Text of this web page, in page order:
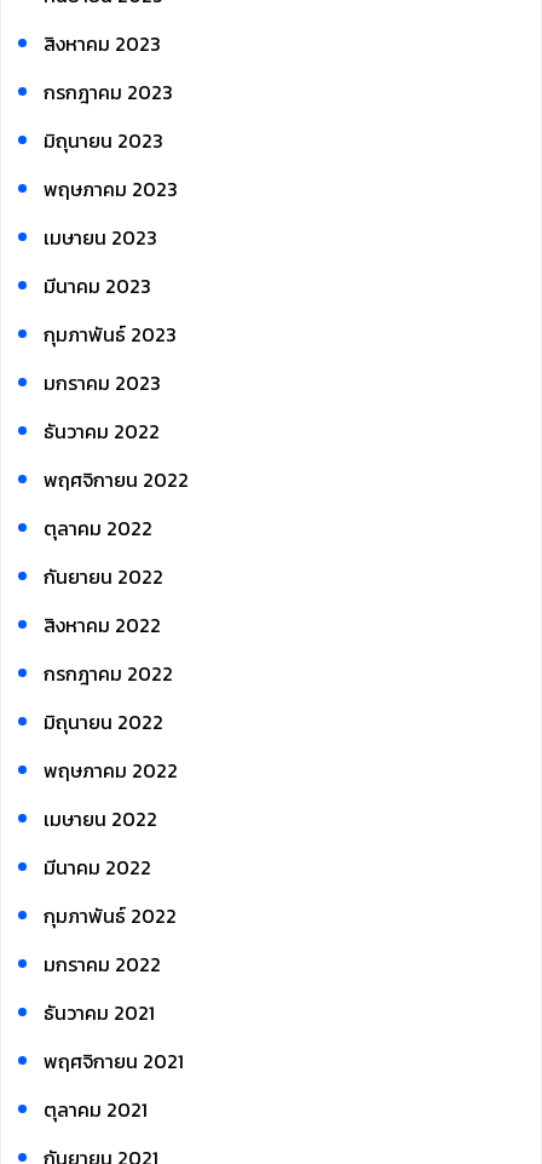
สิงหาคม 2023
กรกฎาคม 2023
มิถุนายน 2023
พฤษภาคม 2023
เมษายน 2023
มีนาคม 2023
กุมภาพันธ์ 2023
มกราคม 2023
ธันวาคม 2022
พฤศจิกายน 2022
ตุลาคม 2022
กันยายน 2022
สิงหาคม 2022
กรกฎาคม 2022
มิถุนายน 2022
พฤษภาคม 2022
เมษายน 2022
มีนาคม 2022
กุมภาพันธ์ 2022
มกราคม 2022
ธันวาคม 2021
พฤศจิกายน 2021
ตุลาคม 2021